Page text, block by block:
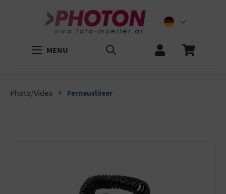
MENU
Photo/Video Fernauslöser